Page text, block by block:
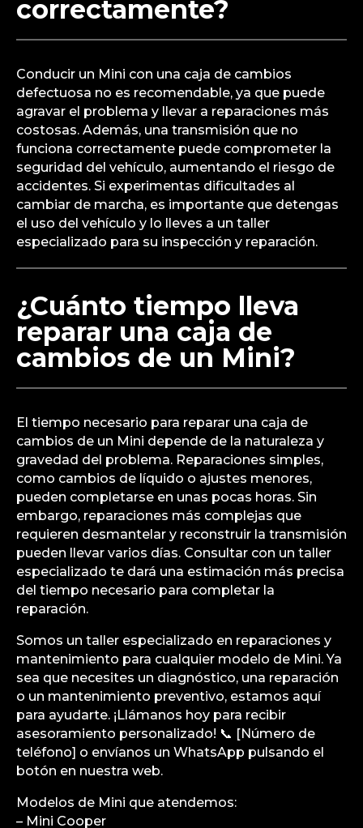
correctamente?
Conducir un Mini con una caja de cambios
defectuosa no es recomendable, ya que puede
agravar el problema y llevar a reparaciones más
costosas. Además, una transmisión que no
funciona correctamente puede comprometer la
seguridad del vehículo, aumentando el riesgo de
accidentes. Si experimentas dificultades al
cambiar de marcha, es importante que detengas
el uso del vehículo y lo lleves a un taller
especializado para su inspección y reparación.
¿Cuánto tiempo lleva
reparar una caja de
cambios de un Mini?
El tiempo necesario para reparar una caja de
cambios de un Mini depende de la naturaleza y
gravedad del problema. Reparaciones simples,
como cambios de líquido o ajustes menores,
pueden completarse en unas pocas horas. Sin
embargo, reparaciones más complejas que
requieren desmantelar y reconstruir la transmisión
pueden llevar varios días. Consultar con un taller
especializado te dará una estimación más precisa
del tiempo necesario para completar la
reparación.
Somos un taller especializado en reparaciones y
mantenimiento para cualquier modelo de Mini. Ya
sea que necesites un diagnóstico, una reparación
o un mantenimiento preventivo, estamos aquí
para ayudarte. ¡Llámanos hoy para recibir
asesoramiento personalizado! 📞 [Número de
teléfono] o envíanos un WhatsApp pulsando el
botón en nuestra web.
Modelos de Mini que atendemos:
– Mini Cooper